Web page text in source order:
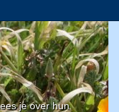
je over hun